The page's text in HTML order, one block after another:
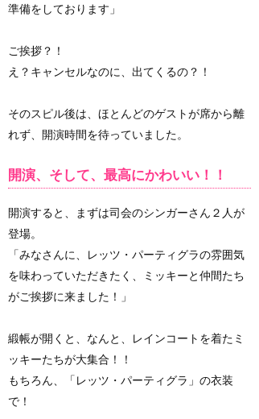
準備をしております」
ご挨拶？！
え？キャンセルなのに、出てくるの？！
そのスピル後は、ほとんどのゲストが席から離
れず、開演時間を待っていました。
開演、そして、最高にかわいい！！
開演すると、まずは司会のシンガーさん２人が
登場。
「みなさんに、レッツ・パーティグラの雰囲気
を味わっていただきたく、ミッキーと仲間たち
がご挨拶に来ました！」
緞帳が開くと、なんと、レインコートを着たミ
ッキーたちが大集合！！
もちろん、「レッツ・パーティグラ」の衣装
で！